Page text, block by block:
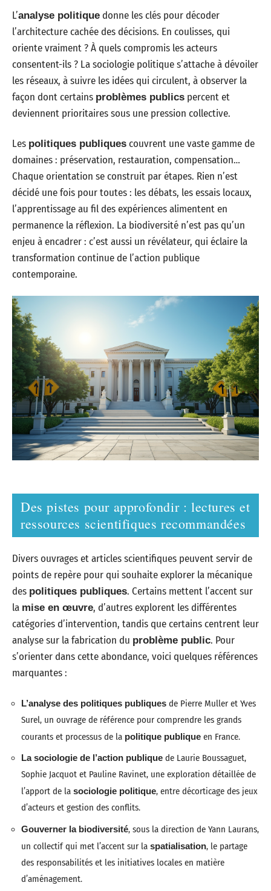
L’analyse politique donne les clés pour décoder
l’architecture cachée des décisions. En coulisses, qui
oriente vraiment ? À quels compromis les acteurs
consentent-ils ? La sociologie politique s’attache à dévoiler
les réseaux, à suivre les idées qui circulent, à observer la
façon dont certains problèmes publics percent et
deviennent prioritaires sous une pression collective.
Les politiques publiques couvrent une vaste gamme de
domaines : préservation, restauration, compensation…
Chaque orientation se construit par étapes. Rien n’est
décidé une fois pour toutes : les débats, les essais locaux,
l’apprentissage au fil des expériences alimentent en
permanence la réflexion. La biodiversité n’est pas qu’un
enjeu à encadrer : c’est aussi un révélateur, qui éclaire la
transformation continue de l’action publique
contemporaine.
Des pistes pour approfondir : lectures et
ressources scientifiques recommandées
Divers ouvrages et articles scientifiques peuvent servir de
points de repère pour qui souhaite explorer la mécanique
des politiques publiques. Certains mettent l’accent sur
la mise en œuvre, d’autres explorent les différentes
catégories d’intervention, tandis que certains centrent leur
analyse sur la fabrication du problème public. Pour
s’orienter dans cette abondance, voici quelques références
marquantes :
L’analyse des politiques publiques de Pierre Muller et Yves
Surel, un ouvrage de référence pour comprendre les grands
courants et processus de la politique publique en France.
La sociologie de l’action publique de Laurie Boussaguet,
Sophie Jacquot et Pauline Ravinet, une exploration détaillée de
l’apport de la sociologie politique, entre décorticage des jeux
d’acteurs et gestion des conflits.
Gouverner la biodiversité, sous la direction de Yann Laurans,
un collectif qui met l’accent sur la spatialisation, le partage
des responsabilités et les initiatives locales en matière
d’aménagement.